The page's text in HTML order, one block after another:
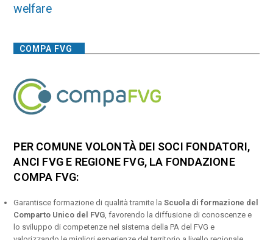
welfare
COMPA FVG
PER COMUNE VOLONTÀ DEI SOCI FONDATORI,
ANCI FVG E REGIONE FVG, LA FONDAZIONE
COMPA FVG:
Garantisce formazione di qualità tramite laScuola di formazione del
Comparto Unico del FVG , favorendo la diffusione di conoscenze e
lo sviluppo di competenze nel sistema della PA del FVG e